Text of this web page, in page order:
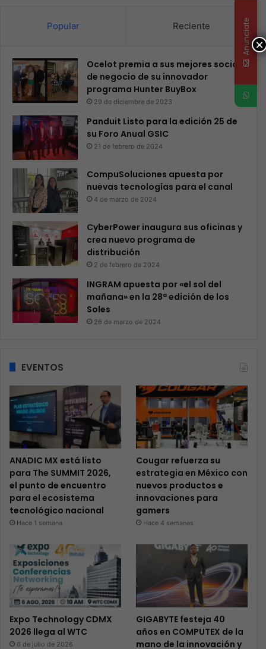
Popular Reciente
Ocelot premia a sus mejores socios
de negocio de su innovador
programa Hunter BuyBox
29 de diciembre de 2023
Panduit Listo para la edición 25 de
su Foro Anual GSIC
21 de febrero de 2024
CompuSoluciones apuesta por
nuevas tecnologías para el canal
4 de marzo de 2024
CyberPower inaugura sus oficinas y
crea nuevo programa de
distribución
2 de febrero de 2024
INGRAM apuesta por «el sol del
mañana» en la 28ª edición de los
Soles
26 de marzo de 2024
EVENTOS
ANADIC MX está listo
para The SUMMIT 2026,
el punto de encuentro
para el ecosistema
tecnológico nacional
Hace 1 semana
Cougar refuerza su
estrategia en México con
nuevos productos e
innovaciones para
gamers
Hace 4 semanas
Expo Technology CDMX
2026 llega al WTC
6 de julio de 2026
GIGABYTE festeja 40
años en COMPUTEX de la
mano de la innovación y
×
Anunciate